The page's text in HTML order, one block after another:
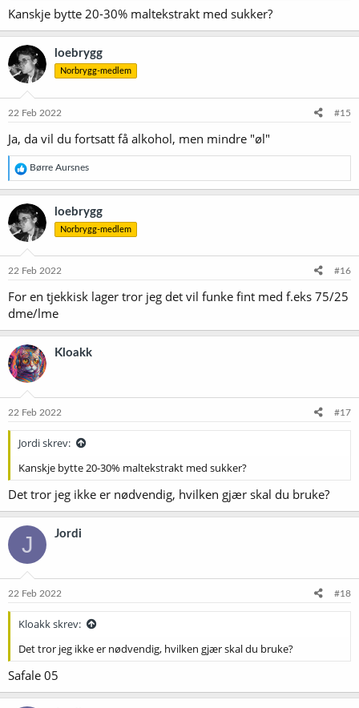
Kanskje bytte 20-30% maltekstrakt med sukker?
loebrygg
Norbrygg-medlem
22 Feb 2022 #15
Ja, da vil du fortsatt få alkohol, men mindre "øl"
R
e
a
k
s
j
o
e
:
Børre Aursnes
loebrygg
Norbrygg-medlem
22 Feb 2022 #16
For en tjekkisk lager tror jeg det vil funke fint med f.eks 75/25
dme/lme
Kloakk
22 Feb 2022 #17
Jordi skrev:
Kanskje bytte 20-30% maltekstrakt med sukker?
Det tror jeg ikke er nødvendig, hvilken gjær skal du bruke?
J Jordi
22 Feb 2022 #18
Kloakk skrev:
Det tror jeg ikke er nødvendig, hvilken gjær skal du bruke?
Safale 05